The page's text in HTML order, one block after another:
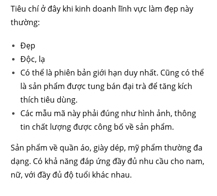
Tiêu chí ở đây khi kinh doanh lĩnh vực làm đẹp này
thường:
Đẹp
Độc, lạ
Có thể là phiên bản giới hạn duy nhất. Cũng có thể
là sản phẩm được tung bán đại trà để tăng kích
thích tiêu dùng.
Các mẫu mã này phải đúng như hình ảnh, thông
tin chất lượng được công bố về sản phẩm.
Sản phẩm về quần áo, giày dép, mỹ phẩm thường đa
dạng. Có khả năng đáp ứng đầy đủ nhu cầu cho nam,
nữ, với đầy đủ độ tuổi khác nhau.